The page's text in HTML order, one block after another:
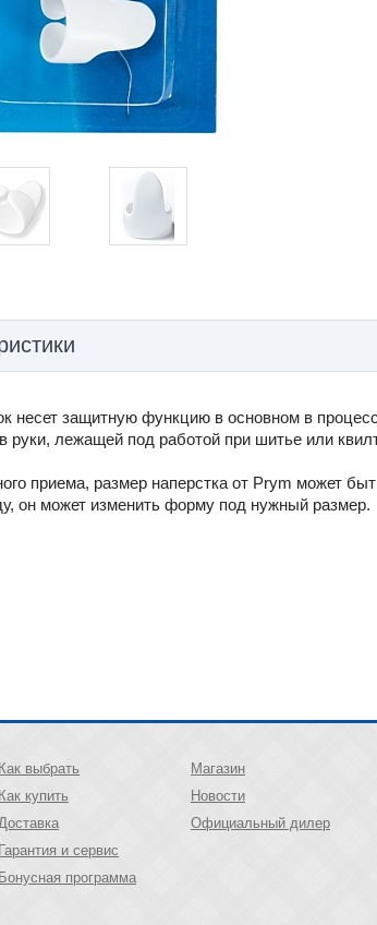
несет защитную функцию в основном в
руки, лежащей под работой при шитье или
приема, размер наперстка от Prym может
он может изменить форму под нужный размер.
Как выбрать
Как купить
Гарантия и сервис
Бонусная программа
Магазин
Новости
Официальный дилер